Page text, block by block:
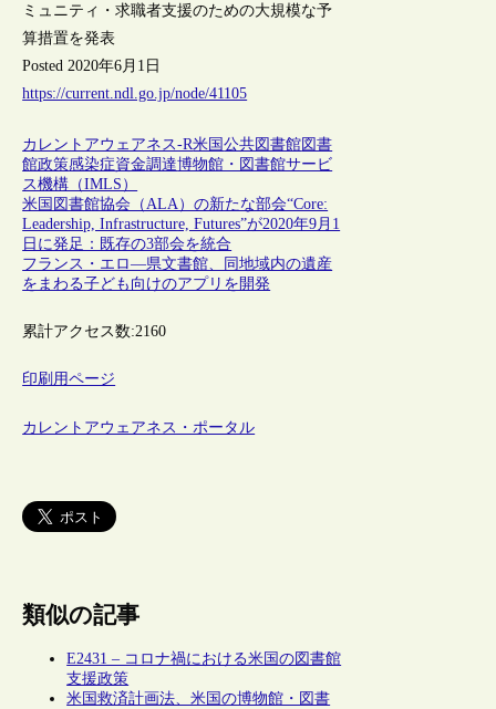
ミュニティ・求職者支援のための大規模な予
算措置を発表
Posted 2020年6月1日
https://current.ndl.go.jp/node/41105
カレントアウェアネス-R米国公共図書館図書
館政策感染症資金調達博物館・図書館サービ
ス機構（IMLS）
米国図書館協会（ALA）の新たな部会“Core:
Leadership, Infrastructure, Futures”が2020年9月1
日に発足：既存の3部会を統合
フランス・エロ―県文書館、同地域内の遺産
をまわる子ども向けのアプリを開発
累計アクセス数:2160
印刷用ページ
カレントアウェアネス・ポータル
類似の記事
E2431 – コロナ禍における米国の図書館
支援政策
米国救済計画法、米国の博物館・図書